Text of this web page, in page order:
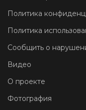
Политика
Политика
Сообщить о
Видео
О проекте
Фотография